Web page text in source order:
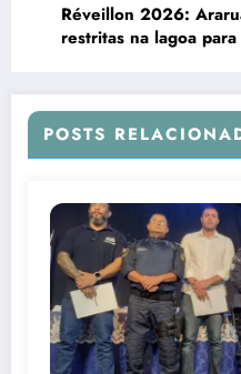
Réveillon 2026:
restritas na lagoa
POSTS